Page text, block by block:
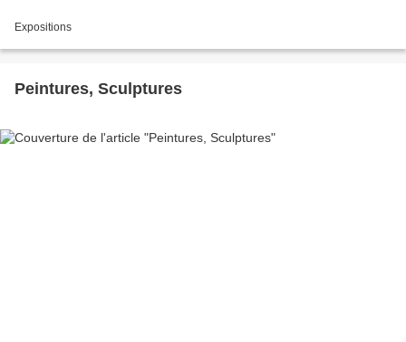
Expositions
Peintures, Sculptures